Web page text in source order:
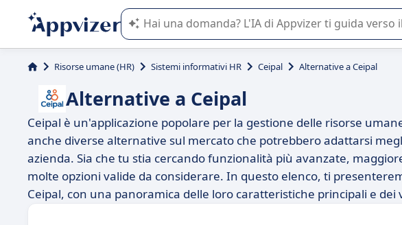
L'IA di Appvizer vi guida nell'utilizzo o nella scelta di un
Risorse umane (HR) Sistemi informativi HR Ceipal Alternative a Ceipal
Alternative a Ceipal
Ceipal è un'applicazione popolare per la gestione delle risorse
anche diverse alternative sul mercato che potrebbero adattarsi
azienda. Sia che tu stia cercando funzionalità più avanzate,
molte opzioni valide da considerare. In questo elenco, ti
Ceipal, con una panoramica delle loro caratteristiche principali e